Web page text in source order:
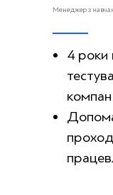
Менеджер з
4 роки